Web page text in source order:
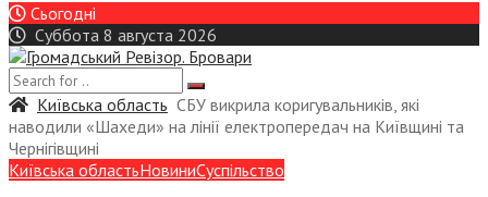
Сьогодні
Суббота 8 августа 2026
Київська область СБУ викрила коригувальників, які
наводили «Шахеди» на лінії електропередач на Київщині та
Чернігівщині
Київська областьНовиниСуспiльство